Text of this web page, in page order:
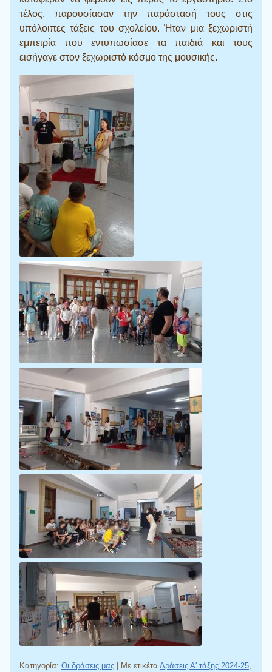
τέλος, παρουσίασαν την παράστασή τους στις
υπόλοιπες τάξεις του σχολείου. Ήταν μια ξεχωριστή
εμπειρία που εντυπωσίασε τα παιδιά και τους
εισήγαγε στον ξεχωριστό κόσμο της μουσικής.
Κατηγορία: Οι δράσεις μας Με ετικέτα Δράσεις Α' τάξης 2024-25,